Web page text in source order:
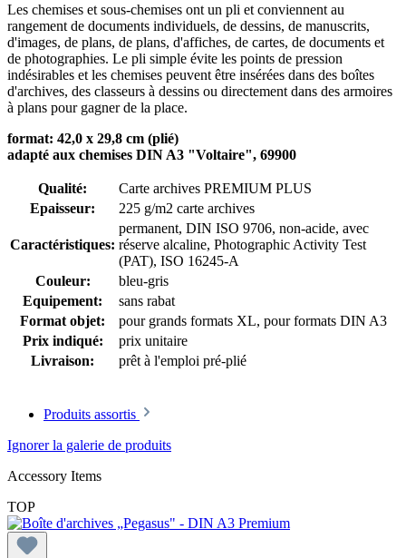
Les chemises et sous-chemises ont un pli et conviennent au
rangement de documents individuels, de dessins, de manuscrits,
d'images, de plans, de plans, d'affiches, de cartes, de documents et
de photographies. Le pli simple évite les points de pression
indésirables et les chemises peuvent être insérées dans des boîtes
d'archives, des classeurs à dessins ou directement dans des armoires
à plans pour gagner de la place.
format: 42,0 x 29,8 cm (plié)
adapté aux chemises DIN A3 "Voltaire", 69900
Qualité:
Carte archives PREMIUM PLUS
Epaisseur:
225 g/m2 carte archives
Caractéristiques:
permanent, DIN ISO 9706, non-acide, avec
réserve alcaline, Photographic Activity Test
(PAT), ISO 16245-A
Couleur:
bleu-gris
Equipement:
sans rabat
Format objet:
pour grands formats XL, pour formats DIN A3
Prix indiqué:
prix unitaire
Livraison:
prêt à l'emploi pré-plié
Produits assortis
Ignorer la galerie de produits
Accessory Items
TOP